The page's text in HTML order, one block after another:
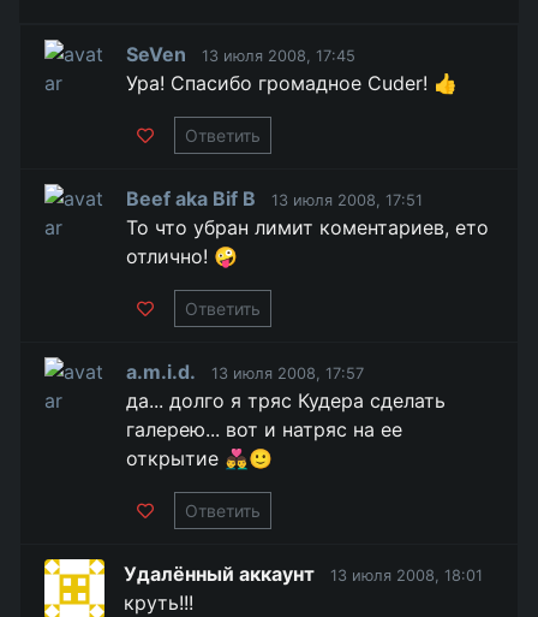
SeVen 13 июля 2008, 17:45
Ура! Спасибо громадное Cuder! 👍
Ответить
Beef aka Bif B 13 июля 2008, 17:51
То что убран лимит коментариев, ето
отлично! 🤪
Ответить
a.m.i.d. 13 июля 2008, 17:57
да... долго я тряс Кудера сделать
галерею... вот и натряс на ее
открытие 👨‍❤️‍👨🙂
Ответить
Удалённый аккаунт 13 июля 2008, 18:01
круть!!!